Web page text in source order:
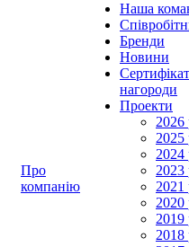
Про
компанію
Наша
Бренди
Новини
нагороди
Проекти
2026
2025
2024
2023
2021
2020
2019
2018